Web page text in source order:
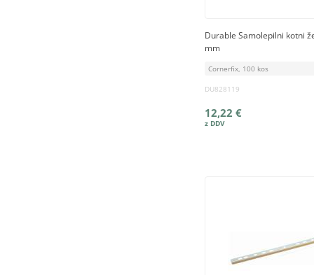
Durable Samolepilni kotni
mm
Cornerfix, 100 kos
DU828119
12,22 €